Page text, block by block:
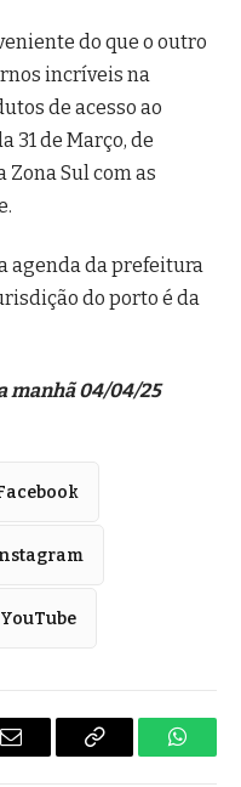
do que o outro
incríveis na
de acesso ao
31 de Março, de
Sul com as
agenda da prefeitura
do porto é da
manhã 04/04/25
E-
Copiar